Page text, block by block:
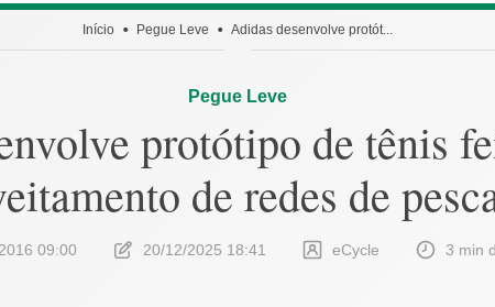
Início Pegue Leve Adidas desenvolve protót...
Pegue Leve
protótipo de tênis
de redes de
09:00 20/12/2025 18:41 eCycle 3 min